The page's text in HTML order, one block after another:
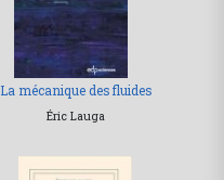
La mécanique des fluides
Éric Lauga